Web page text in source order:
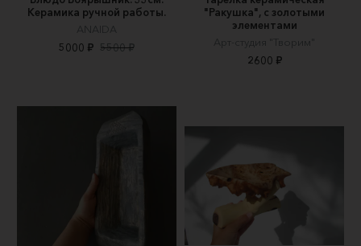
Керамика ручной работы.
АNAIDA
5000 ₽ 5500 ₽
"Ракушка", с золотыми
элементами
Арт-студия "Творим"
2600 ₽